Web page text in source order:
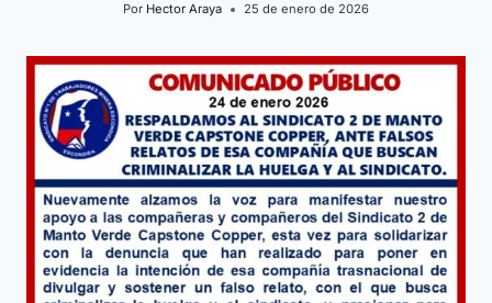
Por Hector Araya 25 de enero de 2026